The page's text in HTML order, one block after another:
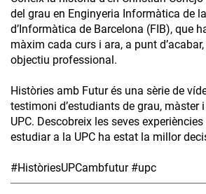
del grau en Enginyeria Informàtica de
d’Informàtica de Barcelona (FIB), que
màxim cada curs i ara, a punt
objectiu professional.
Històries amb Futur és una sèrie de
testimoni d’estudiants de grau, màster
UPC. Descobreix les seves
estudiar a la UPC ha estat la millor
#HistòriesUPCambfutur #upc